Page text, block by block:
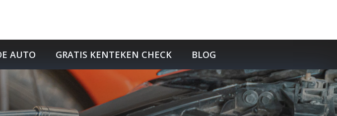
AUTO GRATIS KENTEKEN CHECK BLOG